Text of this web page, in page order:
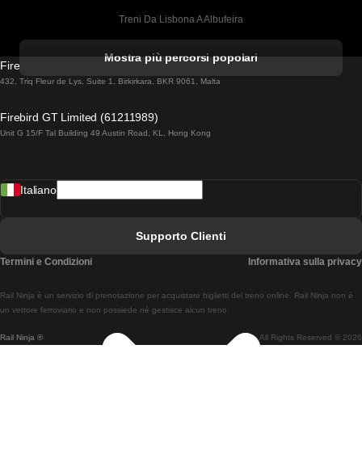
Treni Da Lisbona A Albufeira
Treni Da Lisbona A Lagos
Treni Da Lisbona A Madrid
Treni Da Lisbon A Braga
Treni Da Braga A Lisbona
Mostra più percorsi popolari
Firebird GT Limited (OC 1451)
432, Triq Fleur de Lys, Suite 1, Birkirkara, BKR 9061, Malta
Firebird GT Limited (61211989)
Unit G 15/F Tal Building 49 Austin Road, KL, Hong Kong
Rail Ninja ® All Rights Reserved © 2026
Rail Ninja è un servizio di prenotazione per acquistare biglietti del treno online. Rail Ninja non è
un vettore ferroviario e non possiede né gestisce alcun treno.
Italiano
Supporto Clienti
Termini e Condizioni Informativa sulla privacy